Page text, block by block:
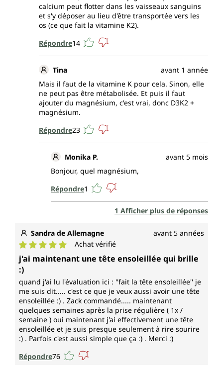
calcium peut flotter dans les vaisseaux sanguins
et s'y déposer au lieu d'être transportée vers les
os (ce que fait la vitamine K2).
Répondre14
Tina
avant 1 année
Mais il faut de la vitamine K pour cela. Sinon, elle
ne peut pas être métabolisée. Et puis il faut
ajouter du magnésium, c'est vrai, donc D3K2 +
magnésium.
Répondre23
Monika P.
avant 5 mois
Bonjour, quel magnésium,
Répondre1
1 Afficher plus de réponses
Sandra de Allemagne avant 5 années
Note moyenne de 5 sur 5 étoiles
Achat vérifié
j'ai maintenant une tête ensoleillée qui brille
:)
quand j'ai lu l'évaluation ici : ''fait la tête ensoleillée'' je
me suis dit..... c'est ce que je veux aussi avoir une tête
ensoleillée :) . Zack commandé..... maintenant
quelques semaines après la prise régulière ( 1x /
semaine ) oui maintenant j'ai effectivement une tête
ensoleillée et je suis presque seulement à rire sourire
:) . Parfois c'est aussi simple que ça :) . Merci :)
Répondre76